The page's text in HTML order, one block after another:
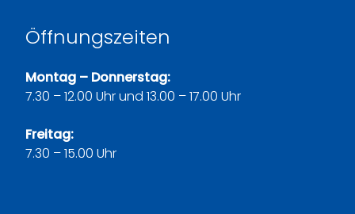
Öffnungszeiten
Montag – Donnerstag:
7.30 – 12.00 Uhr und 13.00 – 17.00 Uhr
Freitag:
7.30 – 15.00 Uhr